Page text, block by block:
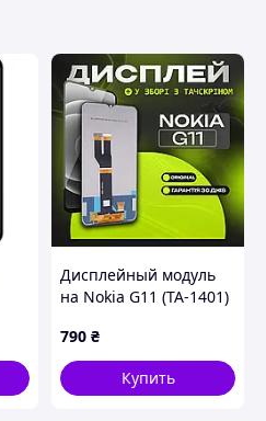
Дисплейный модуль
на Nokia G11 (TA-1401)
тачскрином), экран
для Нокия Г11
790 ₴
Купить